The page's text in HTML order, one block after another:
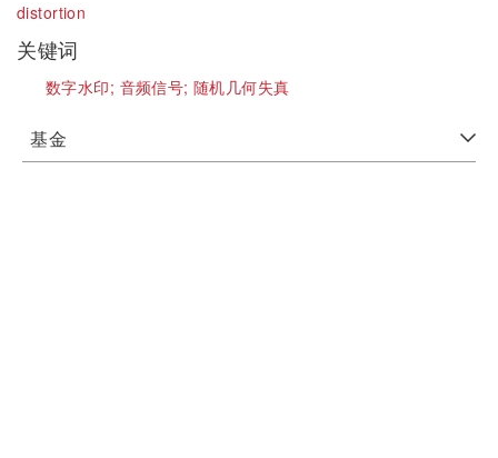
distortion
关键词
数字水印; 音频信号;随机几何失真
基金